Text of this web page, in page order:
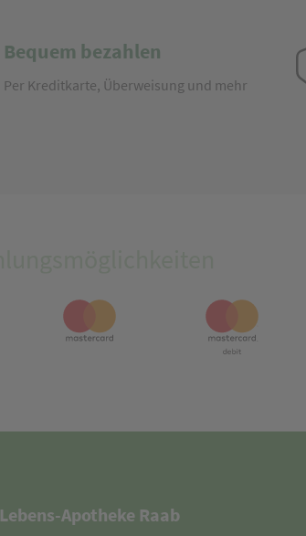
Bequem bezahlen
Per Kreditkarte, Überweisung und mehr
Lebens-Apotheke Raab